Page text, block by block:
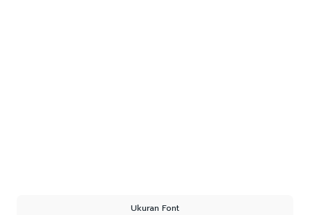
Ukuran Font